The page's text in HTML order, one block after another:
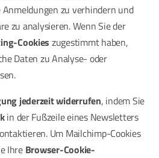
zu verhindern und
zu analysieren. Wenn Sie der
Cookies zugestimmt haben,
Daten zu Analyse- oder
jederzeit widerrufen, indem Sie
in der Fußzeile eines Newsletters
Um Mailchimp-Cookies
Ihre Browser-Cookie-